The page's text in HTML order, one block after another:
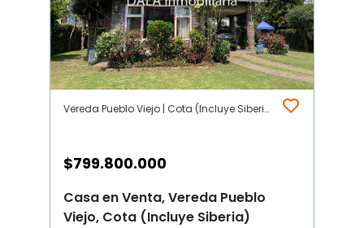
Vereda Pueblo Viejo | Cota (Incluye Siberia)
$799.800.000
Casa en Venta, Vereda Pueblo
Viejo, Cota (Incluye Siberia)